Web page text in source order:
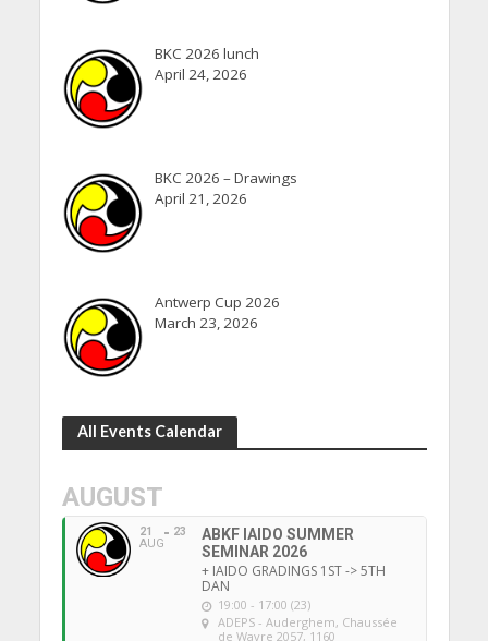
BKC 2026 lunch
April 24, 2026
BKC 2026 – Drawings
April 21, 2026
Antwerp Cup 2026
March 23, 2026
All Events Calendar
AUGUST
21
AUG
23
ABKF IAIDO SUMMER
SEMINAR 2026
+ IAIDO GRADINGS 1ST -> 5TH
DAN
19:00 - 17:00 (23)
ADEPS - Auderghem, Chaussée
de Wavre 2057, 1160